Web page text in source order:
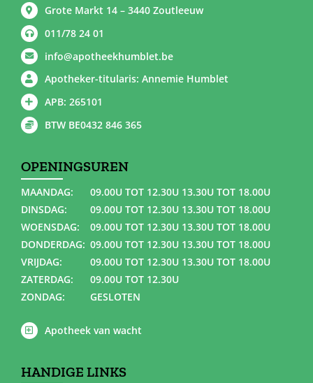
Grote Markt 14 – 3440 Zoutleeuw
011/78 24 01
info@apotheekhumblet.be
Apotheker-titularis: Annemie Humblet
APB: 265101
BTW BE0432 846 365
OPENINGSUREN
MAANDAG:
09.00U TOT 12.30U 13.30U TOT 18.00U
DINSDAG:
09.00U TOT 12.30U 13.30U TOT 18.00U
WOENSDAG:
09.00U TOT 12.30U 13.30U TOT 18.00U
DONDERDAG: 09.00U TOT 12.30U 13.30U TOT 18.00U
VRIJDAG:
09.00U TOT 12.30U 13.30U TOT 18.00U
ZATERDAG:
09.00U TOT 12.30U
ZONDAG:
GESLOTEN
Apotheek van wacht
HANDIGE LINKS